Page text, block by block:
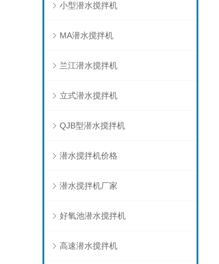
小型潜水搅拌机
MA潜水搅拌机
兰江潜水搅拌机
立式潜水搅拌机
QJB型潜水搅拌机
潜水搅拌机价格
潜水搅拌机厂家
好氧池潜水搅拌机
高速潜水搅拌机